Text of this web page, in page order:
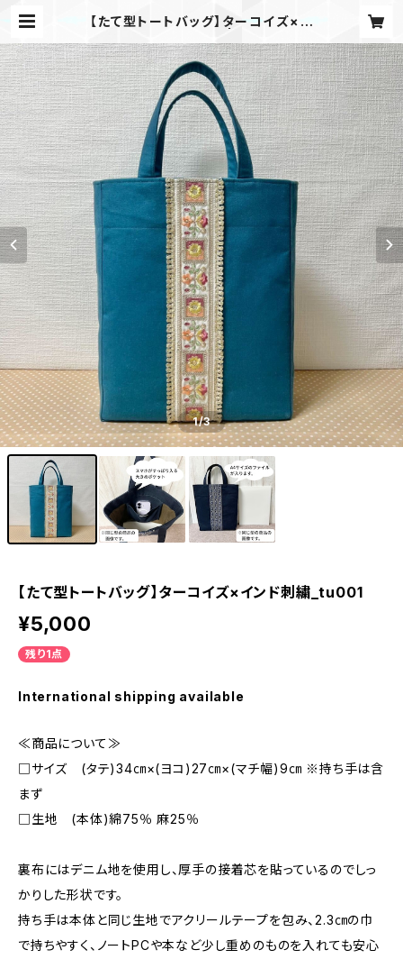
【たて型トートバッグ】ターコイズ×イ
1/3
【たて型トートバッグ】ターコイズ×インド刺繍_tu001
¥5,000
残り1点
International shipping available
≪商品について≫
□サイズ (タテ)34㎝×(ヨコ)27㎝×(マチ幅)9㎝ ※持ち手は含
まず
□生地 (本体)綿75％ 麻25％
裏布にはデニム地を使用し、厚手の接着芯を貼っているのでしっ
かりした形状です。
持ち手は本体と同じ生地でアクリールテープを包み、2.3㎝の巾
で持ちやすく、ノートPCや本など少し重めのものを入れても安心